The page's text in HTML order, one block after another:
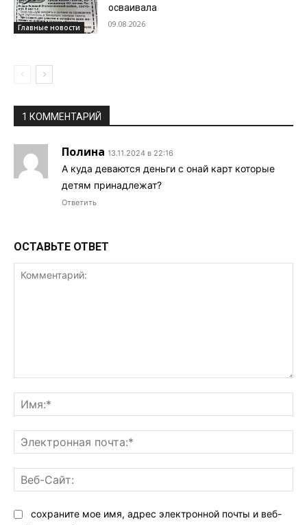
Главные новости
осваивала
09.08.2026
1 КОММЕНТАРИЙ
Полина 13.11.2024 в 22:16
А куда деваются деньги с онай карт которые
детям принадлежат?
Ответить
ОСТАВЬТЕ ОТВЕТ
сохраните мое имя, адрес электронной почты и веб-